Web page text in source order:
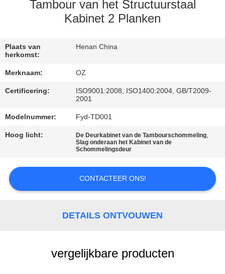
NIEUWS
OM
EEN
CITAAT
SITEMAP
PRIVACY
Tambour van het Structuurstaal
Kabinet 2 Planken
Plaats van
herkomst:
Henan China
Merknaam: OZ
Certificering:
ISO9001:2008, ISO1400:2004, GB/T2009-
2001
Modelnummer: Fyd-TD001
Hoog licht: De Deurkabinet van de Tambourschommeling,
Slag onderaan het Kabinet van de
Schommelingsdeur
CONTACTEER ONS!
DETAILS ONTVOUWEN
vergelijkbare producten